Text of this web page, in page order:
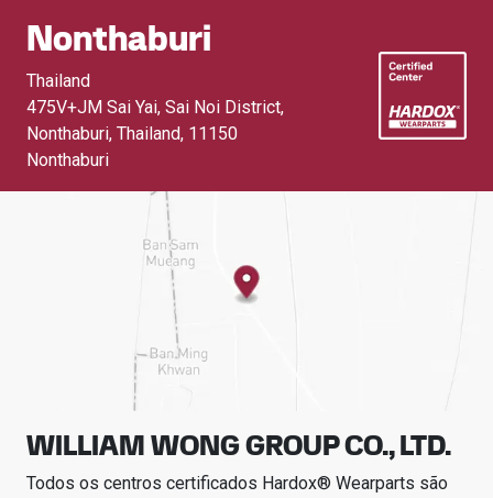
Nonthaburi
Thailand
475V+JM Sai Yai, Sai Noi District,
Nonthaburi, Thailand, 11150
Nonthaburi
WILLIAM WONG GROUP CO., LTD.
Todos os centros certificados Hardox® Wearparts são